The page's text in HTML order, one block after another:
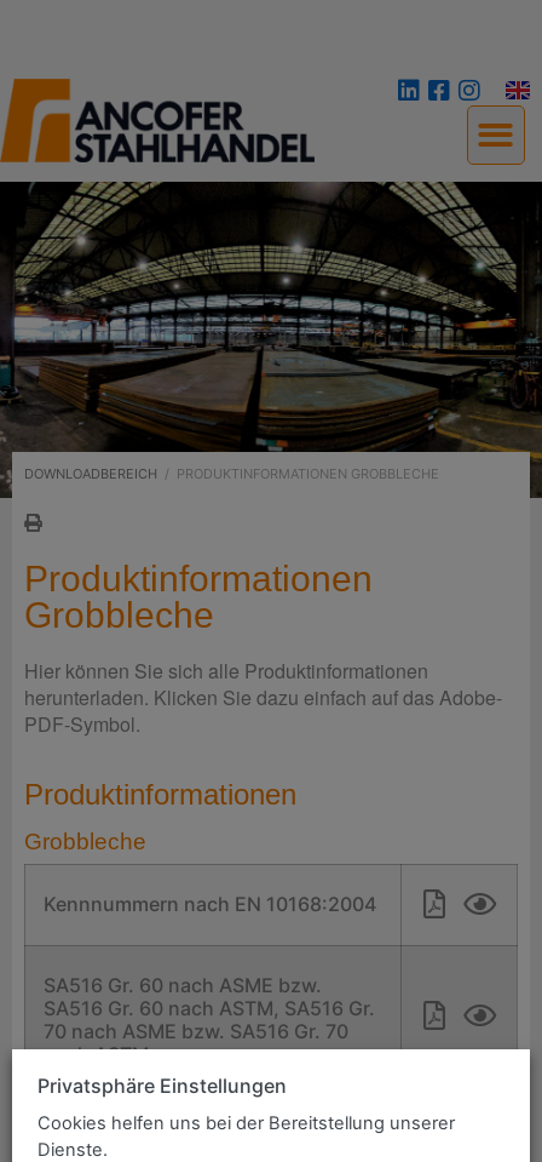
DOWNLOADBEREICH / PRODUKTINFORMATIONEN GROBBLECHE
Produktinformationen
Grobbleche
Hier können Sie sich alle Produktinformationen
herunterladen. Klicken Sie dazu einfach auf das Adobe-
PDF-Symbol.
Produktinformationen
Grobbleche
Kennnummern nach EN 10168:2004
SA516 Gr. 60 nach ASME bzw.
SA516 Gr. 60 nach ASTM, SA516 Gr.
70 nach ASME bzw. SA516 Gr. 70
nach ASTM
S460NL
Privatsphäre Einstellungen
Cookies helfen uns bei der Bereitstellung unserer
Dienste.